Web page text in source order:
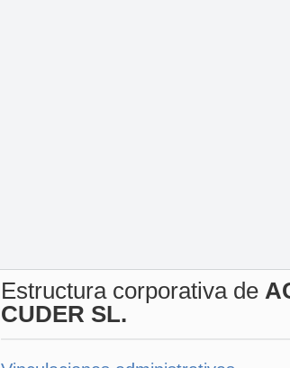
Estructura corporativa de
CUDER SL.